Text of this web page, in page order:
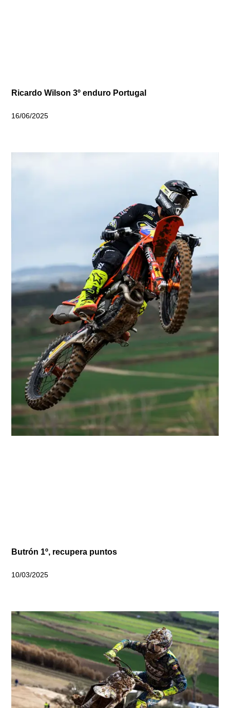
Ricardo Wilson 3º enduro Portugal
16/06/2025
Butrón 1º, recupera puntos
10/03/2025